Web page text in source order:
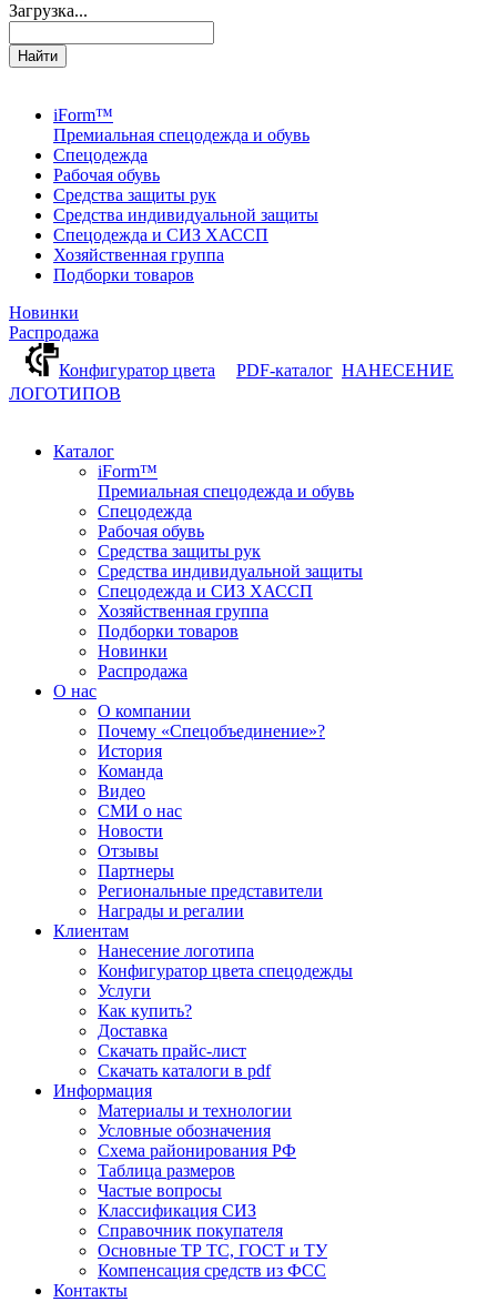
Загрузка...
Найти
iForm™
Премиальная спецодежда и обувь
Спецодежда
Рабочая обувь
Средства защиты рук
Средства индивидуальной защиты
Спецодежда и СИЗ ХАССП
Хозяйственная группа
Подборки товаров
Новинки
Распродажа
Конфигуратор цвета
PDF-каталог НАНЕСЕНИЕ
ЛОГОТИПОВ
Каталог
iForm™
Премиальная спецодежда и обувь
Спецодежда
Рабочая обувь
Средства защиты рук
Средства индивидуальной защиты
Спецодежда и СИЗ ХАССП
Хозяйственная группа
Подборки товаров
Новинки
Распродажа
О нас
О компании
Почему «Спецобъединение»?
История
Команда
Видео
СМИ о нас
Новости
Отзывы
Партнеры
Региональные представители
Награды и регалии
Клиентам
Нанесение логотипа
Конфигуратор цвета спецодежды
Услуги
Как купить?
Доставка
Скачать прайс-лист
Скачать каталоги в pdf
Информация
Материалы и технологии
Условные обозначения
Схема районирования РФ
Таблица размеров
Частые вопросы
Классификация СИЗ
Справочник покупателя
Основные ТР ТС, ГОСТ и ТУ
Компенсация средств из ФСС
Контакты